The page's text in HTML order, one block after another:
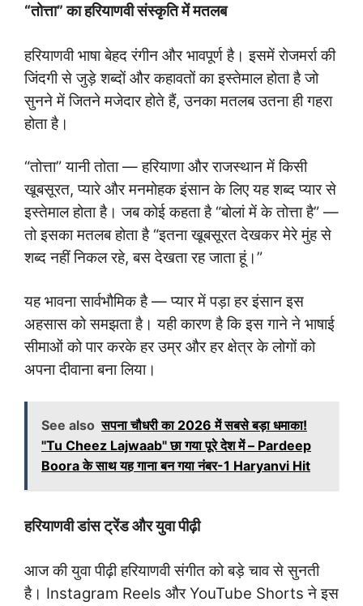
“तोत्ता” का हरियाणवी संस्कृति में मतलब
हरियाणवी भाषा बेहद रंगीन और भावपूर्ण है। इसमें रोजमर्रा की
जिंदगी से जुड़े शब्दों और कहावतों का इस्तेमाल होता है जो
सुनने में जितने मजेदार होते हैं, उनका मतलब उतना ही गहरा
होता है।
“तोत्ता” यानी तोता — हरियाणा और राजस्थान में किसी
खूबसूरत, प्यारे और मनमोहक इंसान के लिए यह शब्द प्यार से
इस्तेमाल होता है। जब कोई कहता है “बोलां में के तोत्ता है” —
तो इसका मतलब होता है “इतना खूबसूरत देखकर मेरे मुंह से
शब्द नहीं निकल रहे, बस देखता रह जाता हूं।”
यह भावना सार्वभौमिक है — प्यार में पड़ा हर इंसान इस
अहसास को समझता है। यही कारण है कि इस गाने ने भाषाई
सीमाओं को पार करके हर उम्र और हर क्षेत्र के लोगों को
अपना दीवाना बना लिया।
See also सपना चौधरी का 2026 में सबसे बड़ा धमाका!
"Tu Cheez Lajwaab" छा गया पूरे देश में – Pardeep
Boora के साथ यह गाना बन गया नंबर-1 Haryanvi Hit
हरियाणवी डांस ट्रेंड और युवा पीढ़ी
आज की युवा पीढ़ी हरियाणवी संगीत को बड़े चाव से सुनती
है। Instagram Reels और YouTube Shorts ने इस